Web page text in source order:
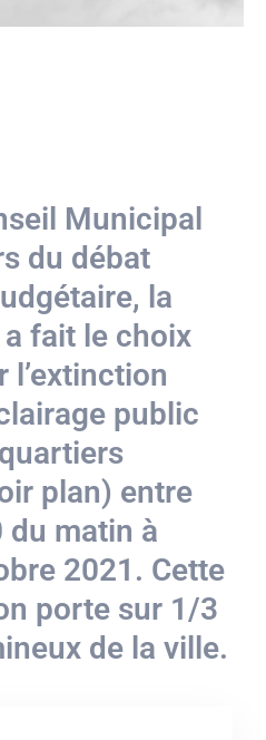
Municipal
du débat
la
fait le choix
l’extinction
public
plan) entre
du matin à
2021. Cette
porte sur 1/3
de la ville.